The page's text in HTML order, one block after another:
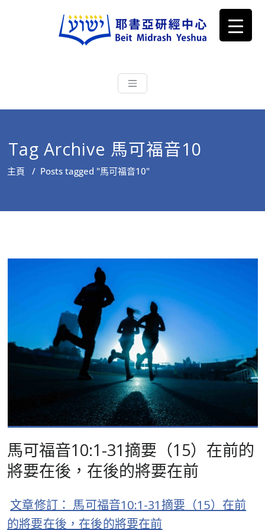
耶書亞研經中心
根源明白聖經，成為更好的門徒
Tag Archive 馬可福音10
主頁 / Posts tagged "馬可福音10"
馬可福音10:1-31摘要（15）在前的
將要在後，在後的將要在前
文章修訂： 馬可福音10:1-31摘要（15）在前
的將要在後，在後的將要在前